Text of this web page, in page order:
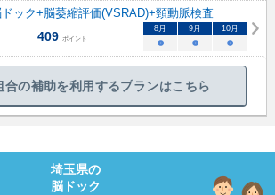
ック+脳萎縮評価(VSRAD)+頸動脈検査
409 ポイント
8月 9月 10月
○ ○ ○
合の補助を利用するプランはこちら
埼玉県の
脳ドック